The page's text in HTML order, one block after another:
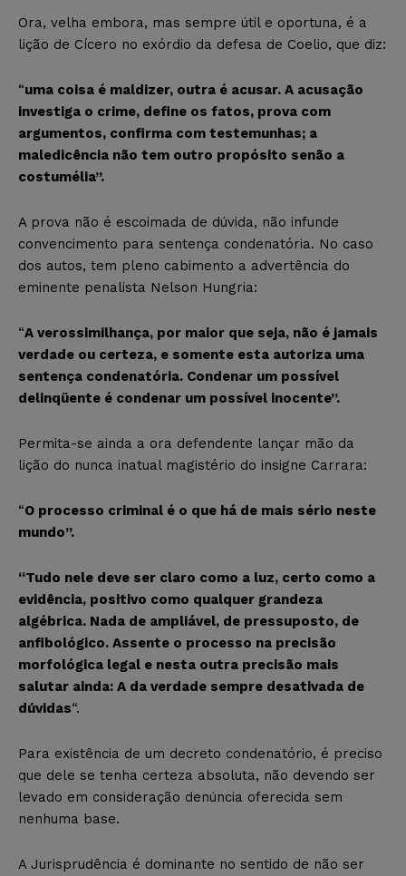
Ora, velha embora, mas sempre útil e oportuna, é a
lição de Cícero no exórdio da defesa de Coelio, que diz:
“uma coisa é maldizer, outra é acusar. A acusação
investiga o crime, define os fatos, prova com
argumentos, confirma com testemunhas; a
maledicência não tem outro propósito senão a
costumélia”.
A prova não é escoimada de dúvida, não infunde
convencimento para sentença condenatória. No caso
dos autos, tem pleno cabimento a advertência do
eminente penalista Nelson Hungria:
“A verossimilhança, por maior que seja, não é jamais
verdade ou certeza, e somente esta autoriza uma
sentença condenatória. Condenar um possível
delinqüente é condenar um possível inocente”.
Permita-se ainda a ora defendente lançar mão da
lição do nunca inatual magistério do insigne Carrara:
“O processo criminal é o que há de mais sério neste
mundo”.
“Tudo nele deve ser claro como a luz, certo como a
evidência, positivo como qualquer grandeza
algébrica. Nada de ampliável, de pressuposto, de
anfibológico. Assente o processo na precisão
morfológica legal e nesta outra precisão mais
salutar ainda: A da verdade sempre desativada de
dúvidas“.
Para existência de um decreto condenatório, é preciso
que dele se tenha certeza absoluta, não devendo ser
levado em consideração denúncia oferecida sem
nenhuma base.
A Jurisprudência é dominante no sentido de não ser